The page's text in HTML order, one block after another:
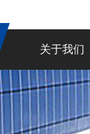
关于我们